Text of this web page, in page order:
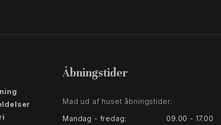
Åbningstider
Mad ud af huset åbningstider:
Mandag - fredag:
09.00 - 17.00